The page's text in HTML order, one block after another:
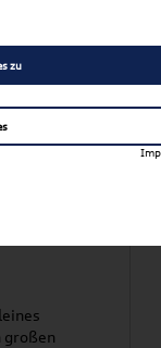
+
großen
zu